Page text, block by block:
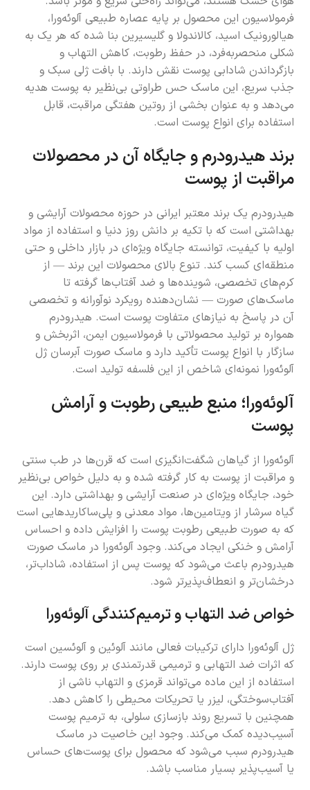
فرمولاسیون این محصول بر پایه عصاره طبیعی آلوئه‌ورا،
هیالورونیک اسید، کالاندولا و گلیسیرین بنا شده که هر یک به
شکلی منحصربه‌فرد، در حفظ رطوبت، کاهش التهاب و
بازگرداندن شادابی پوست نقش دارند. با بافت ژلی سبک و
جذب سریع، این ماسک حس طراوتی بی‌نظیر به پوست هدیه
می‌دهد و به عنوان بخشی از روتین هفتگی مراقبت، قابل
استفاده برای انواع پوست است.
برند هیدرودرم و جایگاه آن در محصولات
مراقبت از پوست
هیدرودرم یک برند معتبر ایرانی در حوزه محصولات آرایشی و
بهداشتی است که با تکیه بر دانش روز دنیا و استفاده از مواد
اولیه با کیفیت، توانسته جایگاه ویژه‌ای در بازار داخلی و حتی
منطقه‌ای کسب کند. تنوع بالای محصولات این برند — از
کرم‌های تخصصی، شوینده‌ها و ضد آفتاب‌ها گرفته تا
ماسک‌های صورت — نشان‌دهنده رویکرد نوآورانه و تخصصی
آن در پاسخ به نیازهای متفاوت پوست است. هیدرودرم
همواره بر تولید محصولاتی با فرمولاسیون ایمن، اثربخش و
سازگار با انواع پوست تأکید دارد و ماسک صورت آبرسان ژل
آلوئه‌ورا نمونه‌ای شاخص از این فلسفه تولید است.
آلوئه‌ورا؛ منبع طبیعی رطوبت و آرامش
پوست
آلوئه‌ورا از گیاهان شگفت‌انگیزی است که قرن‌ها در طب سنتی
و مراقبت از پوست به کار گرفته شده و به دلیل خواص بی‌نظیر
خود، جایگاه ویژه‌ای در صنعت آرایشی و بهداشتی دارد. این
گیاه سرشار از ویتامین‌ها، مواد معدنی و پلی‌ساکاریدهایی است
که به صورت طبیعی رطوبت پوست را افزایش داده و احساس
آرامش و خنکی ایجاد می‌کند. وجود آلوئه‌ورا در ماسک صورت
هیدرودرم باعث می‌شود که پوست پس از استفاده، شاداب‌تر،
درخشان‌تر و انعطاف‌پذیرتر شود.
خواص ضد التهاب و ترمیم‌کنندگی آلوئه‌ورا
ژل آلوئه‌ورا دارای ترکیبات فعالی مانند آلوئین و آلوئسین است
که اثرات ضد التهابی و ترمیمی قدرتمندی بر روی پوست دارند.
استفاده از این ماده می‌تواند قرمزی و التهاب ناشی از
آفتاب‌سوختگی، لیزر یا تحریکات محیطی را کاهش دهد.
همچنین با تسریع روند بازسازی سلولی، به ترمیم پوست
آسیب‌دیده کمک می‌کند. وجود این خاصیت در ماسک
هیدرودرم سبب می‌شود که محصول برای پوست‌های حساس
یا آسیب‌پذیر بسیار مناسب باشد.